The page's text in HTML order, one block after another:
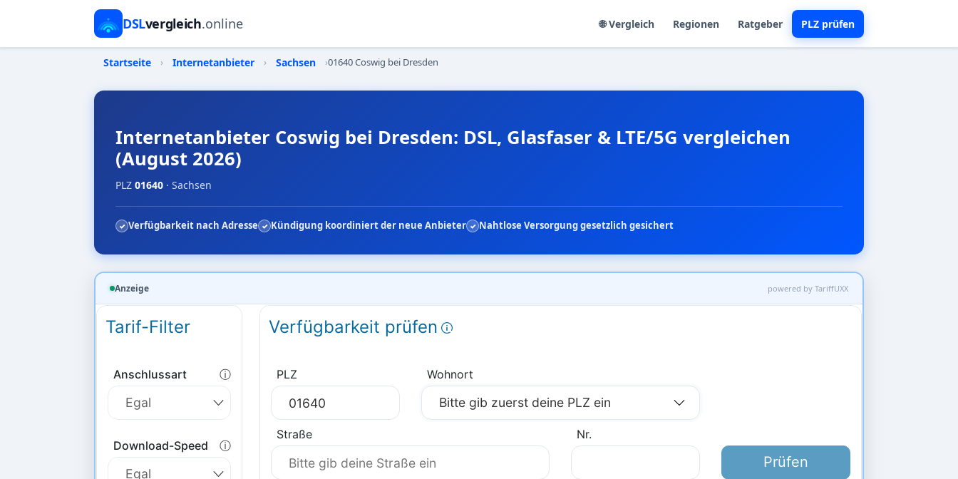
DSLvergleich.online 🌐 Vergleich Regionen Ratgeber PLZ prüfen
Startseite › Internetanbieter › Sachsen ›01640 Coswig bei Dresden
Internetanbieter Coswig bei Dresden: DSL, Glasfaser & LTE/5G vergleichen
(August 2026)
PLZ 01640 · Sachsen
Verfügbarkeit nach Adresse Kündigung koordiniert der neue Anbieter Nahtlose Versorgung gesetzlich gesichert
Anzeige powered by TariffUXX